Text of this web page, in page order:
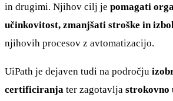
in drugimi. Njihov cilj je pomagati
učinkovitost, zmanjšati stroške in
njihovih procesov z avtomatizacijo.
UiPath je dejaven tudi na področju
certificiranja ter zagotavlja strokovno